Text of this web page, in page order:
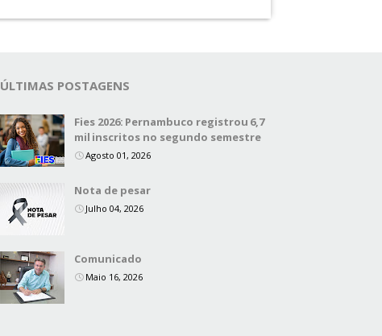
ÚLTIMAS POSTAGENS
Fies 2026: Pernambuco registrou 6,7
mil inscritos no segundo semestre
Agosto 01, 2026
Nota de pesar
Julho 04, 2026
Comunicado
Maio 16, 2026